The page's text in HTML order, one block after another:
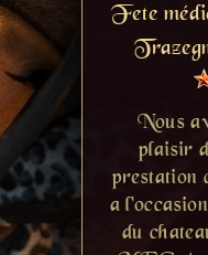
Fete
Nous
plaisir
prestation
a
du